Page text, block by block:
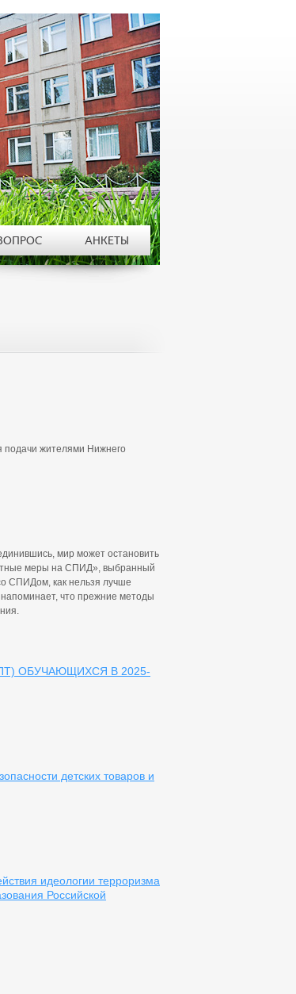
подачи жителями Нижнего
мир может остановить
меры на СПИД», выбранный
СПИДом, как нельзя лучше
что прежние методы
ОБУЧАЮЩИХСЯ В 2025-
детских товаров и
идеологии терроризма
Российской
АНКЕТЫ